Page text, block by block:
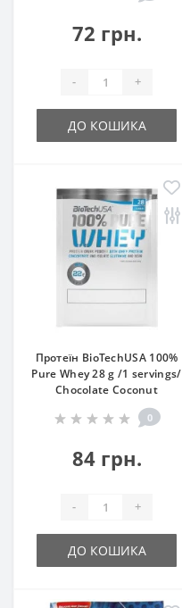
72 грн.
- +
ДО КОШИКА
Протеїн BioTechUSA 100%
Pure Whey 28 g /1 servings/
Chocolate Coconut
0
84 грн.
- +
ДО КОШИКА